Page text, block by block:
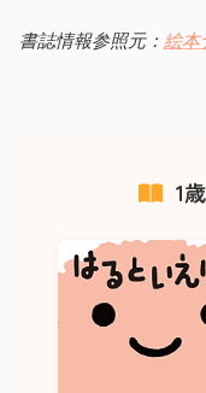
書誌情報参照元： 絵本
1